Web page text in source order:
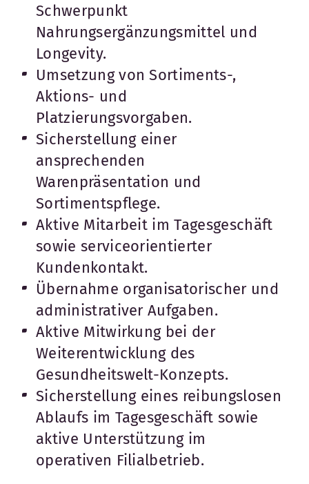
Schwerpunkt
Nahrungsergänzungsmittel und
Longevity.
Umsetzung von Sortiments-,
Aktions- und
Platzierungsvorgaben.
Sicherstellung einer
ansprechenden
Warenpräsentation und
Sortimentspflege.
Aktive Mitarbeit im Tagesgeschäft
sowie serviceorientierter
Kundenkontakt.
Übernahme organisatorischer und
administrativer Aufgaben.
Aktive Mitwirkung bei der
Weiterentwicklung des
Gesundheitswelt-Konzepts.
Sicherstellung eines reibungslosen
Ablaufs im Tagesgeschäft sowie
aktive Unterstützung im
operativen Filialbetrieb.